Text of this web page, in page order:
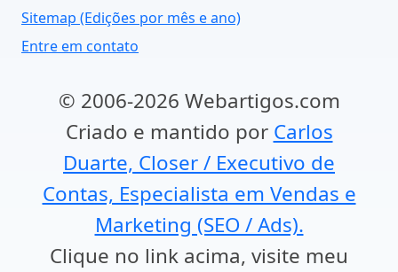
Sitemap (Edições por mês e ano)
Entre em contato
© 2006-2026 Webartigos.com
Criado e mantido por Carlos
Duarte, Closer / Executivo de
Contas, Especialista em Vendas e
Marketing (SEO / Ads).
Clique no link acima, visite meu